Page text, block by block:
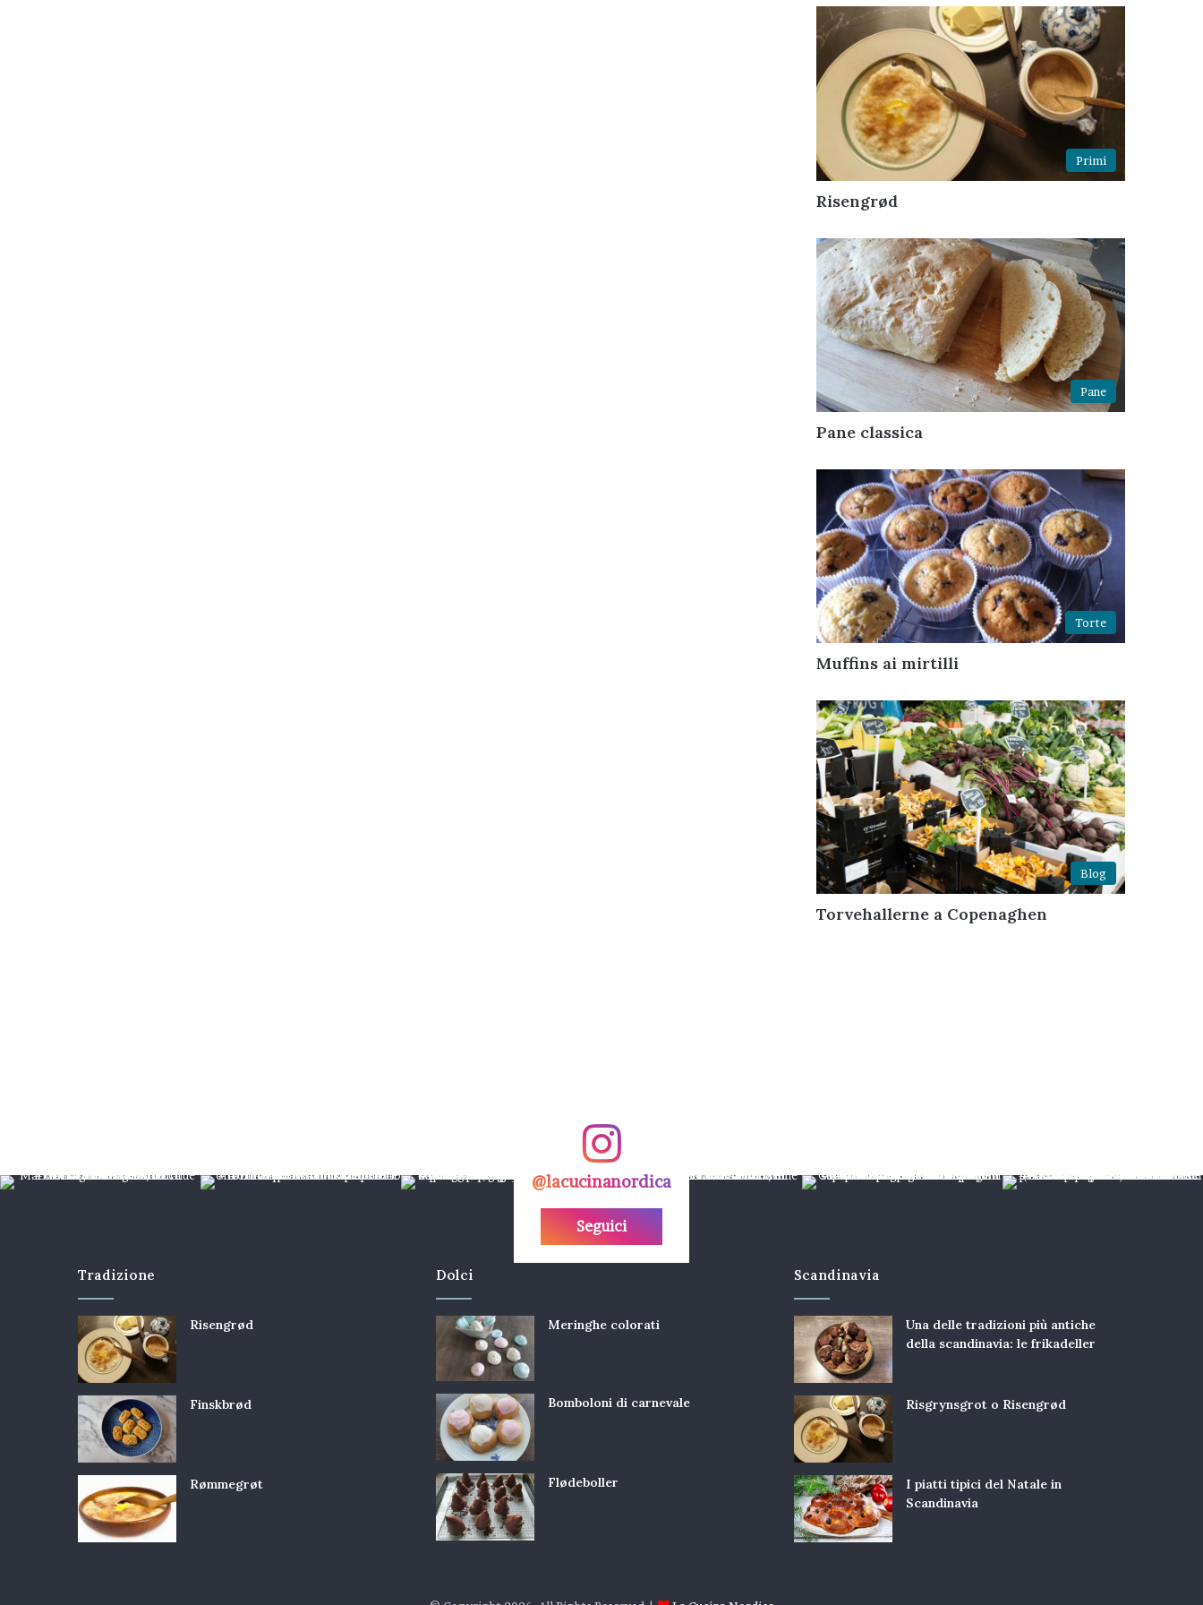
Primi
Risengrød
Pane
Pane classica
Torte
Muffins ai mirtilli
Blog
Torvehallerne a Copenaghen
@lacucinanordica
Seguici
Tradizione
Risengrød
Finskbrød
Rømmegrøt
Dolci
Meringhe colorati
Bomboloni di carnevale
Flødeboller
Scandinavia
Una delle tradizioni più antiche
della scandinavia: le frikadeller
Risgrynsgrot o Risengrød
I piatti tipici del Natale in
Scandinavia